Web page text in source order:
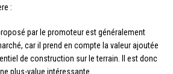
:
par le promoteur est généralement
car il prend en compte la valeur ajoutée
de construction sur le terrain. Il est donc
plus-value intéressante.